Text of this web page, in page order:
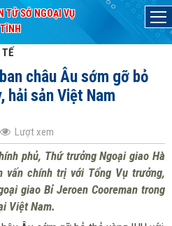
TỬ SỞ NGOẠI VỤ
châu Âu sớm gỡ bỏ
hải sản Việt Nam
Lượt xem
phủ, Thứ trưởng Ngoại giao Hà
vấn chính trị với Tổng Vụ trưởng,
giao Bỉ Jeroen Cooreman trong
Việt Nam.